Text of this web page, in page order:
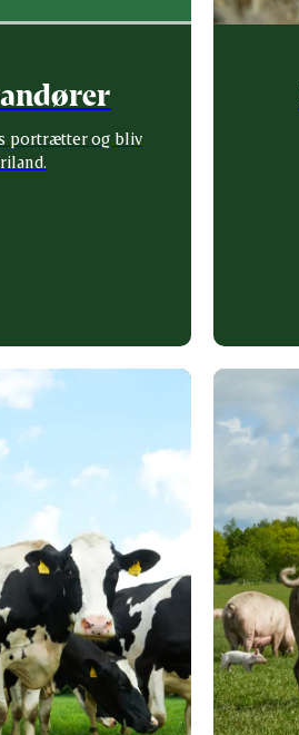
portrætter og bliv